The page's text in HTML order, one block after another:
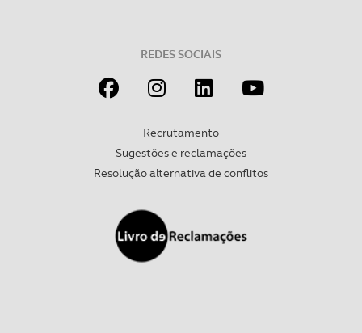
REDES SOCIAIS
Recrutamento
Sugestões e reclamações
Resolução alternativa de conflitos